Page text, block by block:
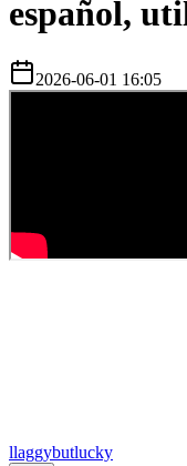
español,
2026-06-01 16:05
llaggybutlucky